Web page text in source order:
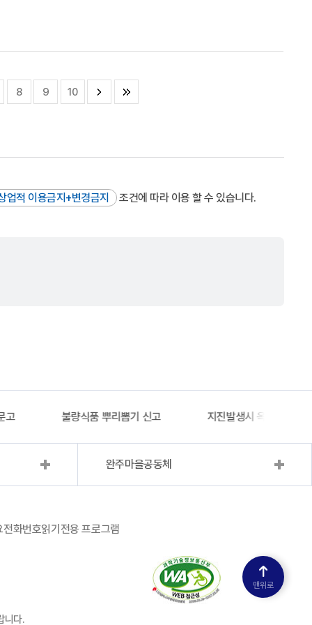
8 9 10
업적 이용금지+변경금지 조건에 따라 이용 할 수 있습니다.
고 불량식품 뿌리뽑기 신고 지진발생시 옥외대피소
완주마을공동체
전화번호읽기전용 프로그램
니다.
맨위로